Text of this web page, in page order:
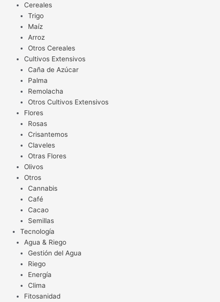
Cereales
Trigo
Maíz
Arroz
Otros Cereales
Cultivos Extensivos
Caña de Azúcar
Palma
Remolacha
Otros Cultivos Extensivos
Flores
Rosas
Crisantemos
Claveles
Otras Flores
Olivos
Otros
Cannabis
Café
Cacao
Semillas
Tecnología
Agua & Riego
Gestión del Agua
Riego
Energía
Clima
Fitosanidad